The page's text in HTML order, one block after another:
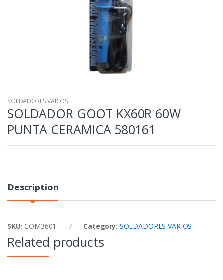
SOLDADORES VARIOS
SOLDADOR GOOT KX60R 60W
PUNTA CERAMICA 580161
Description
SKU: COM3601 Category: SOLDADORES VARIOS
Related products